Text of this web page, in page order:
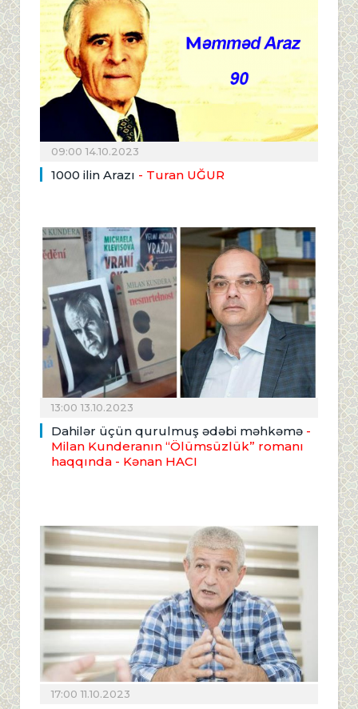
09:00 14.10.2023
1000 ilin Arazı - Turan UĞUR
13:00 13.10.2023
Dahilər üçün qurulmuş ədəbi məhkəmə -
Milan Kunderanın “Ölümsüzlük” romanı
haqqında - Kənan HACI
17:00 11.10.2023